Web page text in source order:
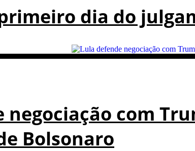
dia do
negociação com
Bolsonaro